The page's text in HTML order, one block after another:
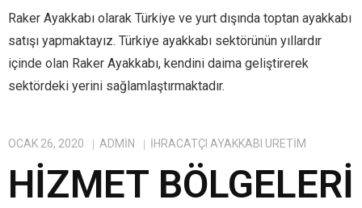
Raker Ayakkabı olarak Türkiye ve yurt dışında toptan ayakkabı
satışı yapmaktayız. Türkiye ayakkabı sektörünün yıllardır
içinde olan Raker Ayakkabı, kendini daima geliştirerek
sektördeki yerini sağlamlaştırmaktadır.
OCAK 26, 2020 ADMIN IHRACATÇI AYAKKABI ÜRETIM
HIZMET BÖLGELERI